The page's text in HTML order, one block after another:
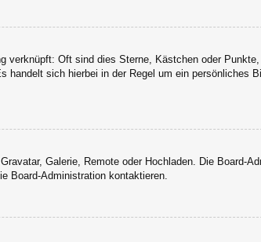
verknüpft: Oft sind dies Sterne, Kästchen oder
handelt sich hierbei in der Regel um ein persönliches
Galerie, Remote oder Hochladen. Die Board-
Board-Administration kontaktieren.